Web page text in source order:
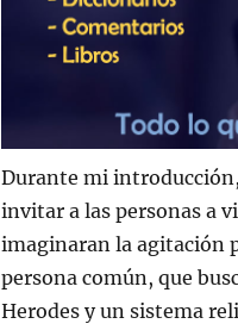
Durante mi
invitar a las personas a
imaginaran la agitación
persona común, que
Herodes y un sistema